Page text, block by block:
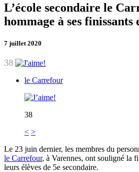
L’école secondaire le
hommage à ses finissants
7 juillet 2020
38
le Carrefour
38
< >
Le 23 juin dernier, les membres du
le Carrefour, à Varennes, ont souligné la
leurs élèves de 5e secondaire.